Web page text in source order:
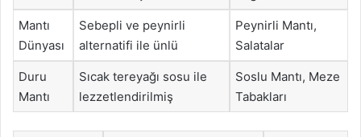
Mantı
Dünyası
Sebepli ve peynirli
alternatifi ile ünlü
Peynirli Mantı,
Salatalar
Duru
Mantı
Sıcak tereyağı sosu ile
lezzetlendirilmiş
Soslu Mantı, Meze
Tabakları